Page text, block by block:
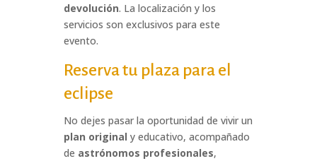
devolución. La localización y los
servicios son exclusivos para este
evento.
Reserva tu plaza para el
eclipse
No dejes pasar la oportunidad de vivir un
plan original y educativo, acompañado
de astrónomos profesionales,